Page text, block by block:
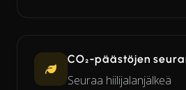
CO₂-päästöjen
Seuraa hiilijalanjälkeä